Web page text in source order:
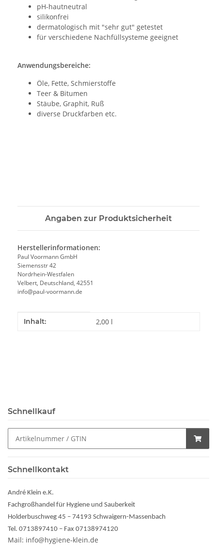
pH-hautneutral
silikonfrei
dermatologisch mit "sehr gut" getestet
für verschiedene Nachfüllsysteme geeignet
Anwendungsbereiche:
Öle, Fette, Schmierstoffe
Teer & Bitumen
Stäube, Graphit, Ruß
diverse Druckfarben etc.
Angaben zur Produktsicherheit
Herstellerinformationen:
Paul Voormann GmbH
Siemensstr 42
Nordrhein-Westfalen
Velbert, Deutschland, 42551
info@paul-voormann.de
Produkteigenschaft
Wert
Inhalt: 2,00 l
Schnellkauf
Schnellkontakt
André Klein e.K.
Fachgroßhandel für Hygiene und Sauberkeit
Holderbuschweg 45 – 74193 Schwaigern-Massenbach
Tel. 0713897410 – Fax 07138974120
Mail: info@hygiene-klein.de